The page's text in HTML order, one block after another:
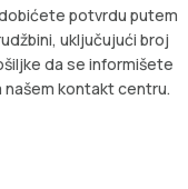
potvrdu putem
uključujući broj
da se informišete
našem kontakt centru.